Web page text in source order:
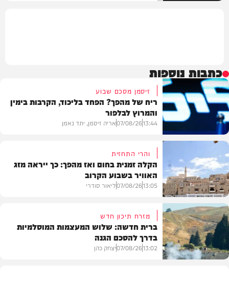
כתבות נוספות
פוליטי
זיסמן מסכם שבוע
ריח של מהפך? הפחד בליכוד, הקרבות בימין
והמרוץ לבלפור
13:44
07/08/26אריה זיסמן, יתד נאמן
מזג האוויר
והרי התחזית
הקלה זמנית בחום ואז מהפך: כך ייראה מזג
האוויר בשבוע הקרוב
13:05
07/08/26ליאור סודרי
מזרח תיכון חדש
ברית חדשה: שלוש המעצמות המוסלמיות
בדרך להסכם הגנה
13:02
07/08/26יצחק כהן